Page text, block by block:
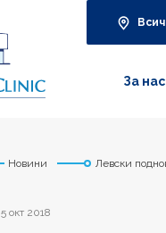
За нас
Новини Левски
5 окт 2018